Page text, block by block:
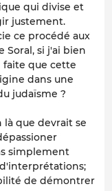
qui divise et
justement.
ce procédé aux
Soral, si j'ai bien
faite que cette
dans une
judaïsme ?
là que devrait se
simplement
de démontrer